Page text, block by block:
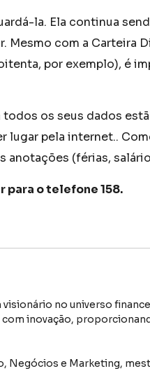
la. Ela continua
Mesmo com a Carteira
por exemplo), é
todos os seus dados
lugar pela internet..
anotações (férias,
para o telefone 158.
visionário no universo
com inovação,
Negócios e Marketing,